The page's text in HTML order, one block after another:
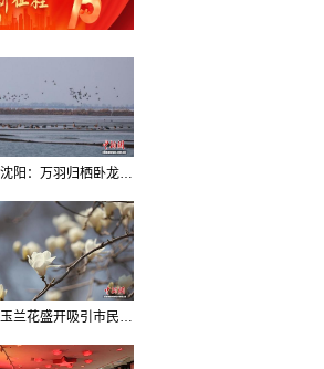
辽宁沈阳：万羽归栖卧龙湖看群鸟齐飞
沈阳玉兰花盛开吸引市民打卡